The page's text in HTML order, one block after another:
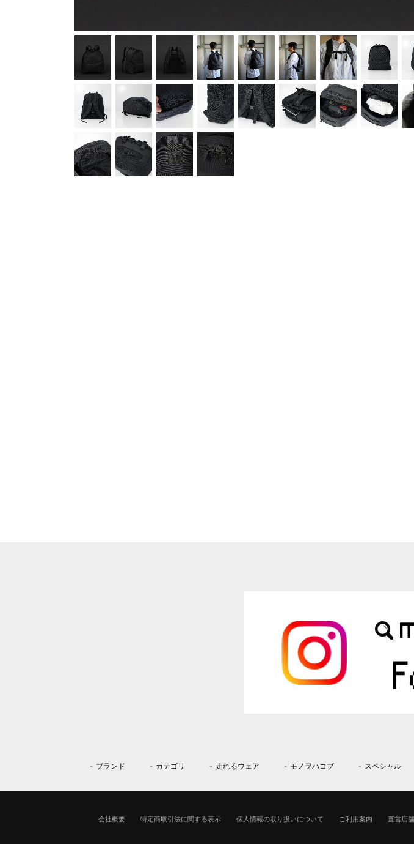
ブランド カテゴリ 走れるウェア モノヲハコブ スペシャル
会社概要 特定商取引法に関する表示 個人情報の取り扱いについて ご利用案内 直営店